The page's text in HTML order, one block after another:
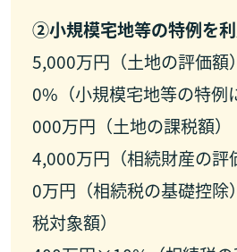
②小規模宅地等の特例を
5,000万円（土地の評価
0%（小規模宅地等の特例
000万円（土地の課税額）
4,000万円（相続財産の評
0万円（相続税の基礎控
税対象額）